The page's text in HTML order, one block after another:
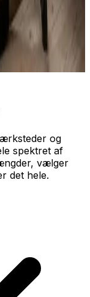
og
spektret af
vælger
det hele.